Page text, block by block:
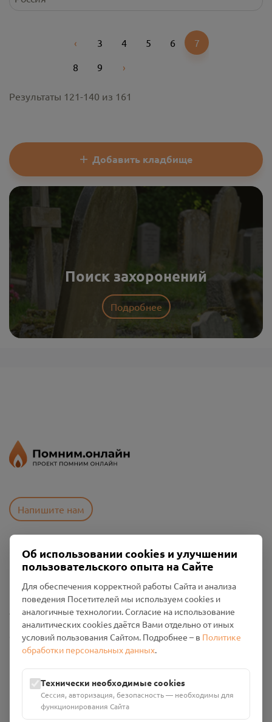
‹Previous
3 4 5 6
7
8
9 ›Next
Результаты 121-140 из 161
Добавить кладбище
Поиск захоронений
Подробнее
Напишите нам
Пользовательское соглашение
Политика конфиденциальности
Промо-материалы
Настройки cookies
Общество с ограниченной ответственностью «Смоленский
Проект Помним»
Юридический адрес: 216790, Смоленская область, р-н
Руднянский, г. Рудня, улица Западная, д. 26А, пом. 18
Номер счёта: 40702810901130004287 в АО "АЛЬФА-БАНК"
Кор. счёт: 30101810200000000593
Об использовании cookies и улучшении
пользовательского опыта на Сайте
Для обеспечения корректной работы Сайта и анализа
поведения Посетителей мы используем cookies и
аналогичные технологии. Согласие на использование
аналитических cookies даётся Вами отдельно от иных
условий пользования Сайтом. Подробнее – в Политике
обработки персональных данных.
Технически необходимые cookies
Сессия, авторизация, безопасность — необходимы для
функционирования Сайта